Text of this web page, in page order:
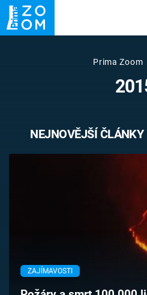
UFO
VETŘELCI DÁVNOVĚKU
Časopis
Prima Zoom
NEJNOVĚJŠÍ ČLÁNKY
ZAJÍMAVOSTI